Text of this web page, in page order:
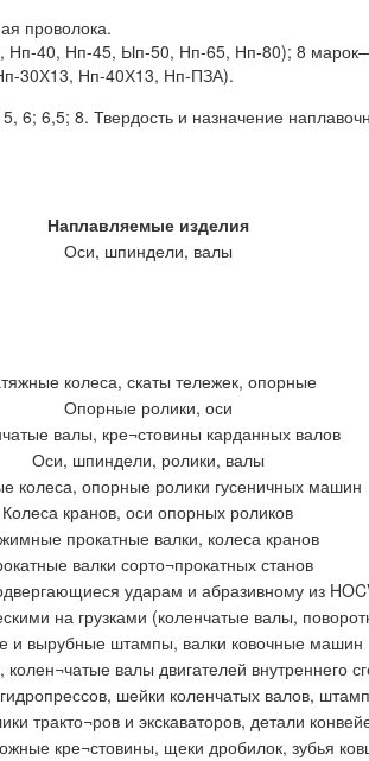
проволока.
Нп-40, Нп-45, Ып-50, Нп-65, Нп-80); 8
30Х13, Нп-40Х13, Нп-ПЗА).
6,5; 8. Твердость и назначение
Наплавляемые изделия
Оси, шпиндели, валы
колеса, скаты тележек, опорные
Опорные ролики, оси
валы, кре¬стовины карданных валов
Оси, шпиндели, ролики, валы
колеса, опорные ролики гусеничных машин
Колеса кранов, оси опорных роликов
прокатные валки, колеса кранов
валки сорто¬прокатных станов
ударам и абразивному из
на грузками (коленчатые валы,
и вырубные штампы, валки ковочные машин
валы двигателей внутреннего
шейки коленчатых валов,
тракто¬ров и экскаваторов, детали
кре¬стовины, щеки дробилок, зубья